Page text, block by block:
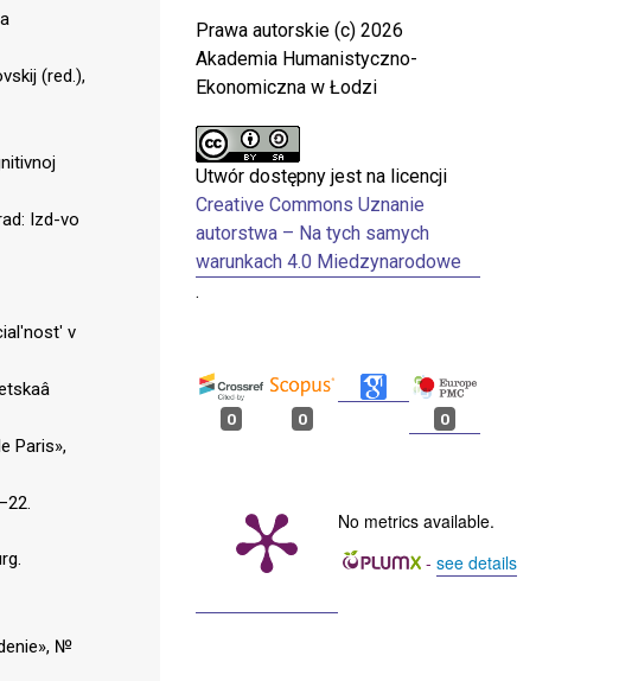
(red.),
Izd-vo
v
Paris»,
№
Prawa autorskie (c) 2026
Akademia Humanistyczno-
Ekonomiczna w Łodzi
Utwór dostępny jest na licencji
Creative Commons Uznanie
autorstwa – Na tych samych
warunkach 4.0 Miedzynarodowe
.
0 0 0
No metrics available.
- see details